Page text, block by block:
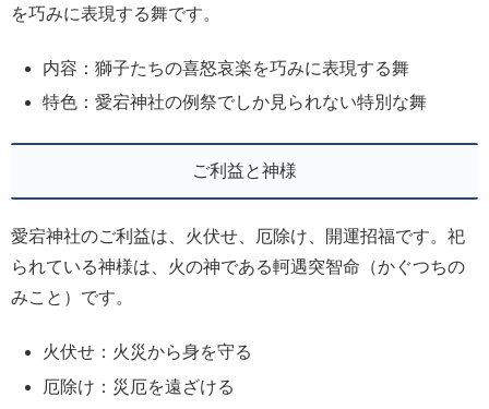
を巧みに表現する舞です。
内容：獅子たちの喜怒哀楽を巧みに表現する舞
特色：愛宕神社の例祭でしか見られない特別な舞
ご利益と神様
愛宕神社のご利益は、火伏せ、厄除け、開運招福です。祀
られている神様は、火の神である軻遇突智命（かぐつちの
みこと）です。
火伏せ：火災から身を守る
厄除け：災厄を遠ざける